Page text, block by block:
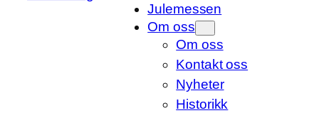
Julemessen
Om oss
Om oss
Kontakt oss
Nyheter
Historikk